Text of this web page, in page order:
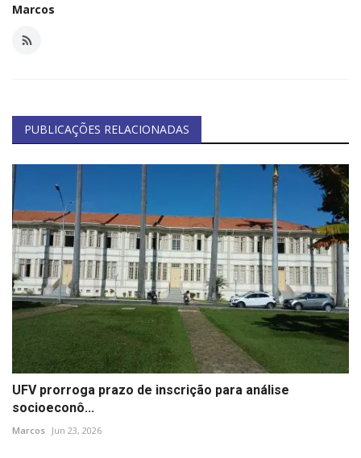
Marcos
PUBLICAÇÕES RELACIONADAS
UFV prorroga prazo de inscrição para análise
socioeconô...
Marcos Jun 23, 2026